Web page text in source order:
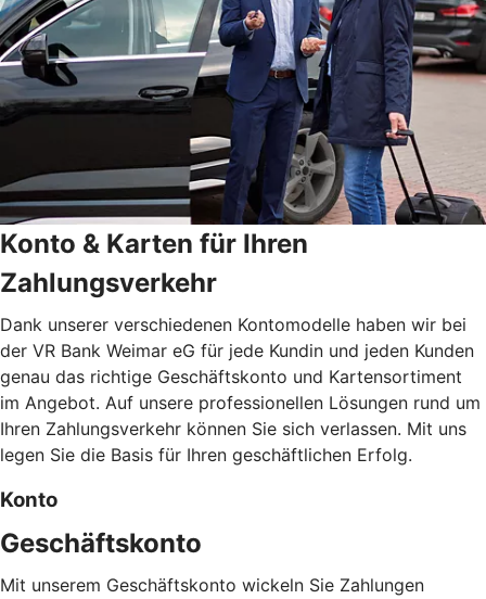
Konto & Karten für Ihren
Zahlungsverkehr
Dank unserer verschiedenen Kontomodelle haben wir bei
der VR Bank Weimar eG für jede Kundin und jeden Kunden
genau das richtige Geschäftskonto und Kartensortiment
im Angebot. Auf unsere professionellen Lösungen rund um
Ihren Zahlungsverkehr können Sie sich verlassen. Mit uns
legen Sie die Basis für Ihren geschäftlichen Erfolg.
Konto
Geschäftskonto
Mit unserem Geschäftskonto wickeln Sie Zahlungen